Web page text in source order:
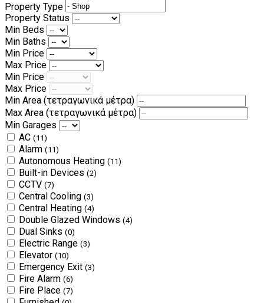
Property Type
Property Status
Min Beds
Min Baths
Min Price
Max Price
Min Price
Max Price
Min Area (τετραγωνικά μέτρα)
Max Area (τετραγωνικά μέτρα)
Min Garages
AC (11)
Alarm (11)
Autonomous Heating (11)
Built-in Devices (2)
CCTV (7)
Central Cooling (3)
Central Heating (4)
Double Glazed Windows (4)
Dual Sinks (0)
Electric Range (3)
Elevator (10)
Emergency Exit (3)
Fire Alarm (6)
Fire Place (7)